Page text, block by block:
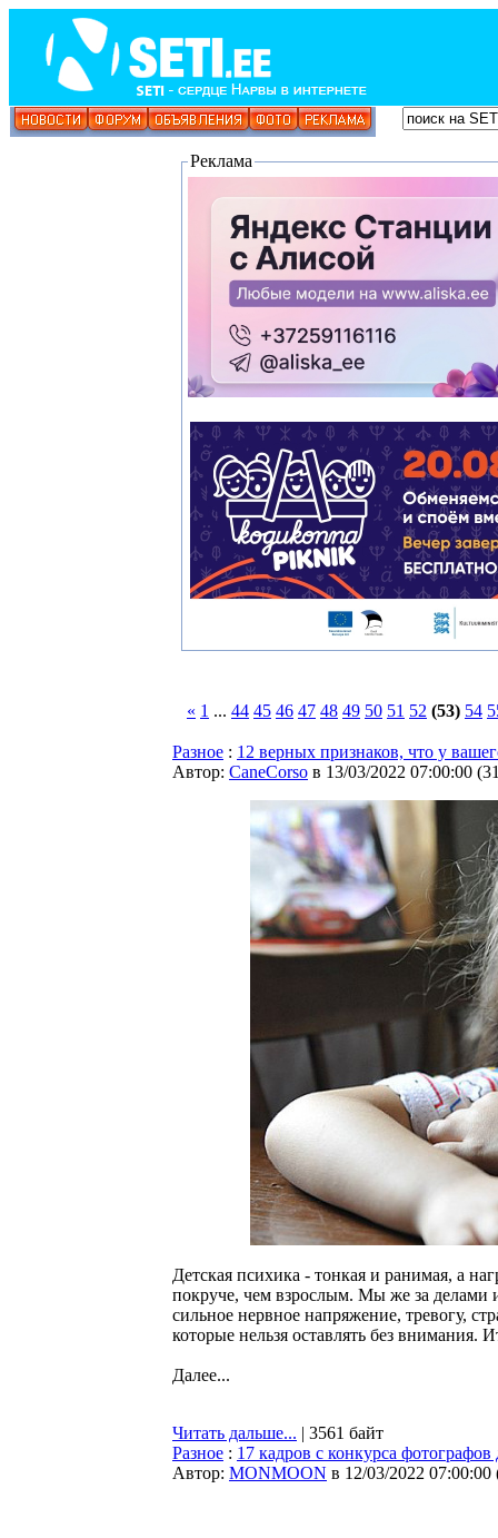
Реклама
« 1 ... 44 45 46 47 48 49 50 51 52 (53) 54
Разное : 12 верных признаков, что у
Автор: CaneCorso в 13/03/2022 07:00:00 (
Детская психика - тонкая и ранимая, а
покруче, чем взрослым. Мы же за делами
сильное нервное напряжение, тревогу,
которые нельзя оставлять без внимания.
Далее...
Читать дальше... | 3561 байт
Разное : 17 кадров с конкурса
Автор: MONMOON в 12/03/2022 07:00:00